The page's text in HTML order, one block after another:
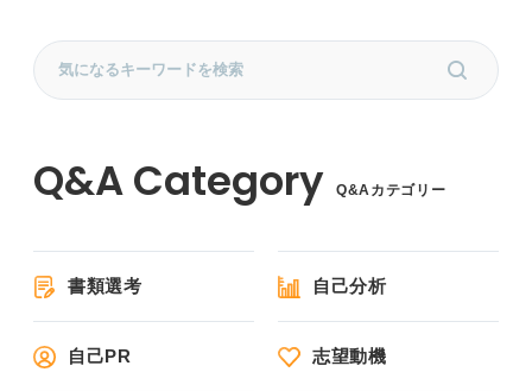
Q&Aカテゴリー
書類選考 自己分析
自己PR 志望動機